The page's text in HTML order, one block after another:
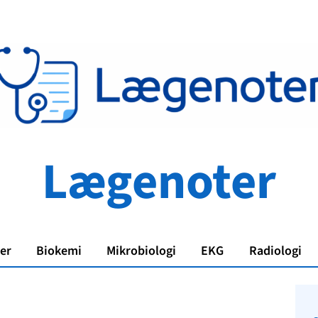
Lægenoter
Biokemi Mikrobiologi EKG Radiologi